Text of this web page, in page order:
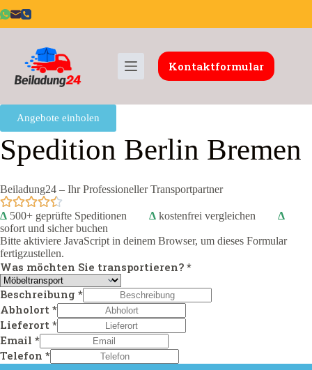
Kontaktformular
Angebote einholen
Spedition Berlin Bremen
Beiladung24 – Ihr Professioneller Transportpartner
Δ 500+ geprüfte Speditionen Δ kostenfrei vergleichen Δ
sofort und sicher buchen
Bitte aktiviere JavaScript in deinem Browser, um dieses Formular
fertigzustellen.
Was möchten Sie transportieren? *
Beschreibung *
Abholort *
Lieferort *
Email *
Telefon *